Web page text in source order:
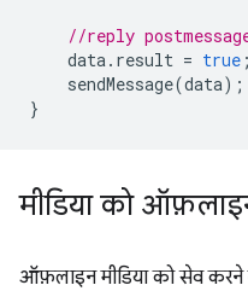
//reply
data. result = true ;
sendMessage(data);
}
मीडिया को
ऑफ़लाइन मीडिया को सेव करने